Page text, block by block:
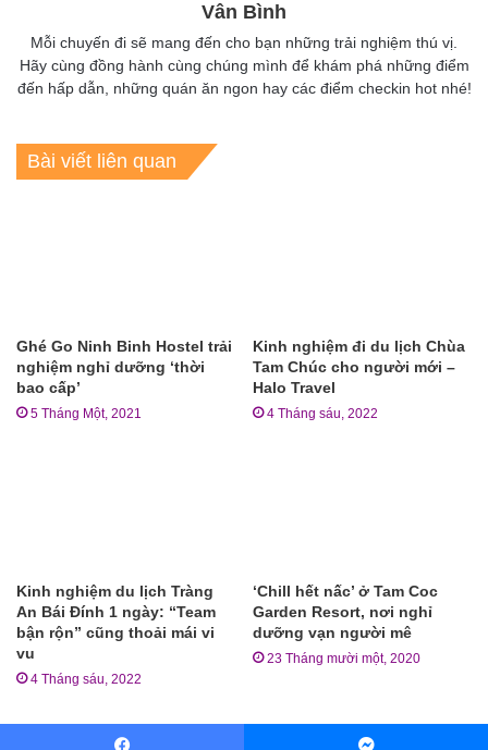
Vân Bình
Mỗi chuyến đi sẽ mang đến cho bạn những trải nghiệm thú vị.
Hãy cùng đồng hành cùng chúng mình để khám phá những điểm
đến hấp dẫn, những quán ăn ngon hay các điểm checkin hot nhé!
Bài viết liên quan
Ghé Go Ninh Binh Hostel trải
nghiệm nghỉ dưỡng ‘thời
bao cấp’
5 Tháng Một, 2021
Kinh nghiệm đi du lịch Chùa
Tam Chúc cho người mới –
Halo Travel
4 Tháng sáu, 2022
Kinh nghiệm du lịch Tràng
An Bái Đính 1 ngày: “Team
bận rộn” cũng thoải mái vi
vu
4 Tháng sáu, 2022
‘Chill hết nấc’ ở Tam Coc
Garden Resort, nơi nghỉ
dưỡng vạn người mê
23 Tháng mười một, 2020